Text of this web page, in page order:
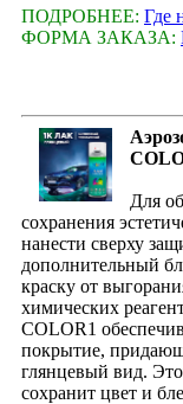
ПОДРОБНЕЕ: Где
ФОРМА ЗАКАЗА:
Для
сохранения
нанести сверху
дополнительный
краску от
химических
COLOR1
покрытие,
глянцевый вид.
сохранит цвет и